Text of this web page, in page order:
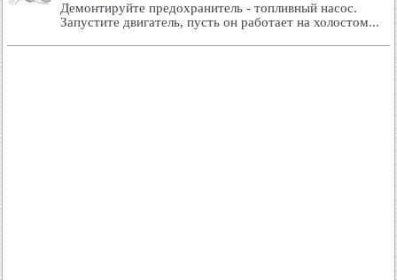
Демонтируйте предохранитель - топливный насос.
Запустите двигатель, пусть он работает на холостом...